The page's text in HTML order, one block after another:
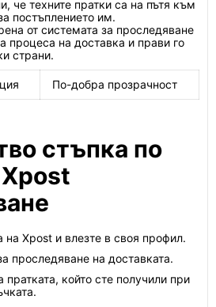
че техните пратки са на пътя към
постъплението им.
от системата за проследяване
процеса на доставка и прави го
страни.
По-добра прозрачност
стъпка по
на Xpost и влезте в своя профил.
проследяване на доставката.
който сте получили при